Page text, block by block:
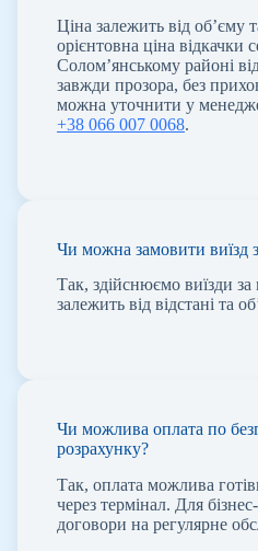
Ціна залежить від об’єму
орієнтовна ціна відкачки
Солом’янському районі
завжди прозора, без
можна уточнити у
+38 066 007 0068.
Чи можна замовити виїзд
Так, здійснюємо виїзди за
залежить від відстані та
Чи можлива оплата по
розрахунку?
Так, оплата можлива
через термінал. Для
договори на регулярне